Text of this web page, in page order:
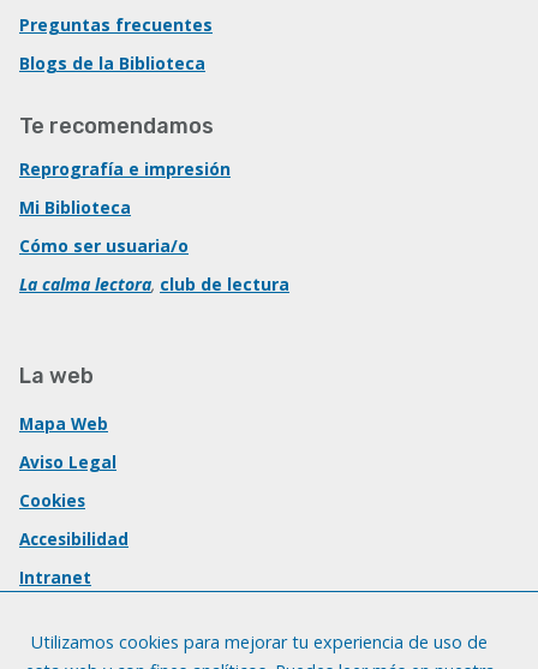
Preguntas frecuentes
Blogs de la Biblioteca
Te recomendamos
Reprografía e impresión
Mi Biblioteca
Cómo ser usuaria/o
La calma lectora, club de lectura
La web
Mapa Web
Aviso Legal
Cookies
Accesibilidad
Intranet
Utilizamos cookies para mejorar tu experiencia de uso de